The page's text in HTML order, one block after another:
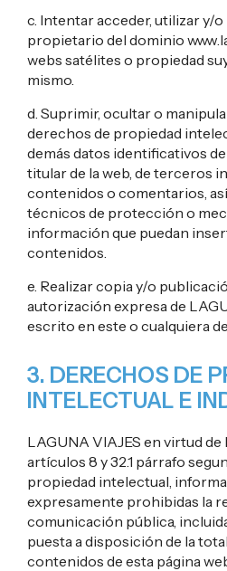
c. Intentar acceder, utilizar y/
propietario del dominio
webs satélites o propiedad
mismo.
d. Suprimir, ocultar o
derechos de propiedad
demás datos identificativos
titular de la web, de terceros
contenidos o comentarios,
técnicos de protección o
información que puedan
contenidos.
e. Realizar copia y/o
autorización expresa de
escrito en este o cualquiera
3. DERECHOS DE
INTELECTUAL E
LAGUNA VIAJES en virtud
artículos 8 y 32.1 párrafo
propiedad intelectual,
expresamente prohibidas la
comunicación pública,
puesta a disposición de la
contenidos de esta página